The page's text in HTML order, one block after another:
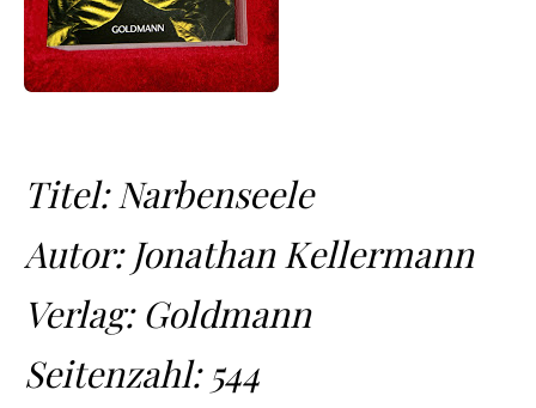
Titel: Narbenseele
Autor: Jonathan Kellermann
Verlag: Goldmann
Seitenzahl: 544